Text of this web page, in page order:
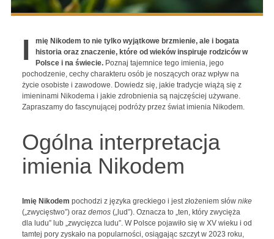
I
mię Nikodem to nie tylko wyjątkowe brzmienie, ale i bogata
historia oraz znaczenie, które od wieków inspiruje rodziców w
Polsce i na świecie. Poznaj tajemnice tego imienia, jego
pochodzenie, cechy charakteru osób je noszących oraz wpływ na
życie osobiste i zawodowe. Dowiedz się, jakie tradycje wiążą się z
imieninami Nikodema i jakie zdrobnienia są najczęściej używane.
Zapraszamy do fascynującej podróży przez świat imienia Nikodem.
Ogólna interpretacja
imienia Nikodem
Imię Nikodem pochodzi z języka greckiego i jest złożeniem słów nike
(„zwycięstwo”) oraz demos(„lud”). Oznacza to „ten, który zwycięża
dla ludu” lub „zwycięzca ludu”. W Polsce pojawiło się w XV wieku i od
tamtej pory zyskało na popularności, osiągając szczyt w 2023 roku,